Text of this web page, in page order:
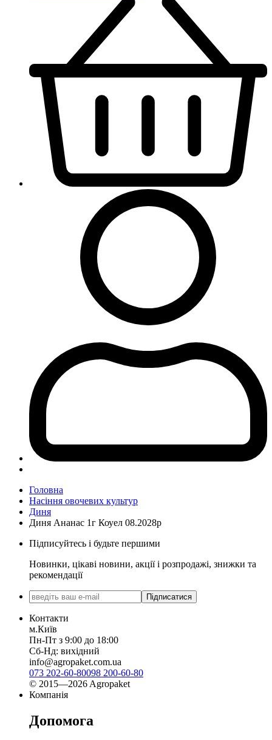
Головна
Насіння овочевих культур
Диня
Диня Ананас 1г Коуел 08.2028р
Підписуйтесь і будьте першими
Новинки, цікаві новини, акції і розпродажі, знижки та
рекомендації
Підписатися
Контакти
м.Київ
Пн-Пт з 9:00 до 18:00
Сб-Нд: вихідний
info@agropaket.com.ua
073 202-60-80098 200-60-80
© 2015—2026 Agropaket
Компанія
Допомога